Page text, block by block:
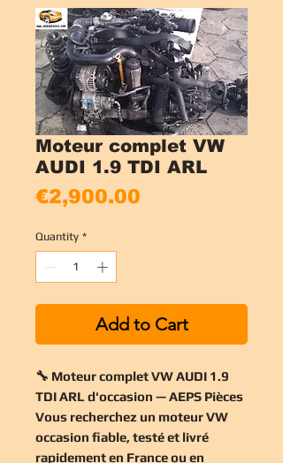
Moteur complet VW
AUDI 1.9 TDI ARL
€2,900.00
Quantity *
Add to Cart
🔧 Moteur complet VW AUDI 1.9
TDI ARL d'occasion — AEPS Pièces
Vous recherchez un moteur VW
occasion fiable, testé et livré
rapidement en France ou en